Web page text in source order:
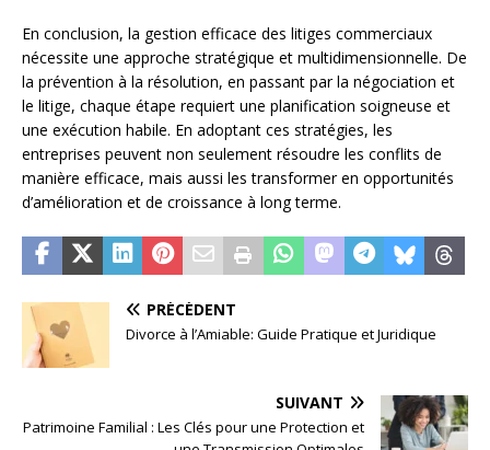
En conclusion, la gestion efficace des litiges commerciaux
nécessite une approche stratégique et multidimensionnelle. De
la prévention à la résolution, en passant par la négociation et
le litige, chaque étape requiert une planification soigneuse et
une exécution habile. En adoptant ces stratégies, les
entreprises peuvent non seulement résoudre les conflits de
manière efficace, mais aussi les transformer en opportunités
d’amélioration et de croissance à long terme.
PRÉCÉDENT
Divorce à l’Amiable: Guide Pratique et Juridique
SUIVANT
Patrimoine Familial : Les Clés pour une Protection et